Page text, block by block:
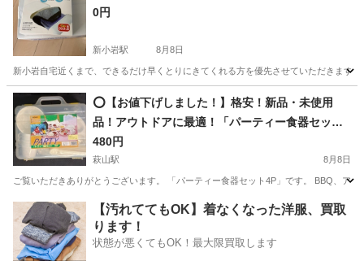
0円
新小岩駅 8月8日
新小岩自宅近くまで、できるだけ早くとりにきてくれる方を優先させていただきます
東京 葛飾区 新小岩駅 その他
⭕️【お値下げしました！】格安！新品・未使用
品！アウトドアに最適！「パーティー食器セット4
P」⭕️
480円
萩山駅 8月8日
ご覧いただきありがとうございます。 「パーティー食器セット4P」です。 BBQ、ア
東京 東村山市 萩山駅 食器 アウトドア
【汚れててもOK】着なくなった洋服、買取
ります！
状態が悪くてもOK！最大限買取します